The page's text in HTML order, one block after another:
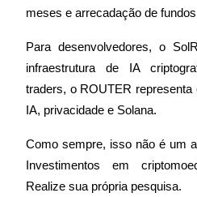
meses e arrecadação de
Para desenvolvedores, o
infraestrutura de IA
traders, o ROUTER
IA, privacidade e Solana.
Como sempre, isso não é um
Investimentos em
Realize sua própria pesquisa.